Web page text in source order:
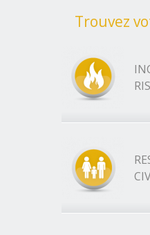
Trouvez